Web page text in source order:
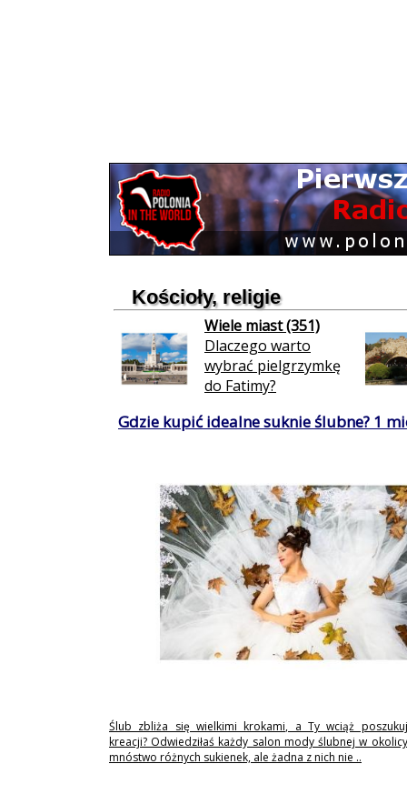
Kościoły, religie
Wiele miast (351)
Dlaczego warto
wybrać pielgrzymkę
do Fatimy?
Gdzie kupić idealne suknie ślubne? 1
Ślub zbliża się wielkimi krokami, a Ty wciąż
kreacji? Odwiedziłaś każdy salon mody ślubnej w
mnóstwo różnych sukienek, ale żadna z nich nie ..